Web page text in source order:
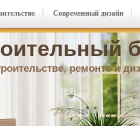
ремонте и
Современный дизайн